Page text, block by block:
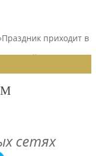
Праздник приходит в
сетях